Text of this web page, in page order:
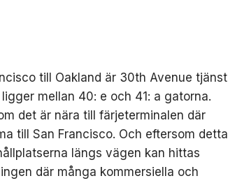
till Oakland är 30th Avenue tjänst
mellan 40: e och 41: a gatorna.
det är nära till färjeterminalen där
till San Francisco. Och eftersom detta
längs vägen kan hittas
där många kommersiella och